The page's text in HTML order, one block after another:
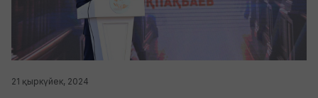
21 қыркүйек, 2024